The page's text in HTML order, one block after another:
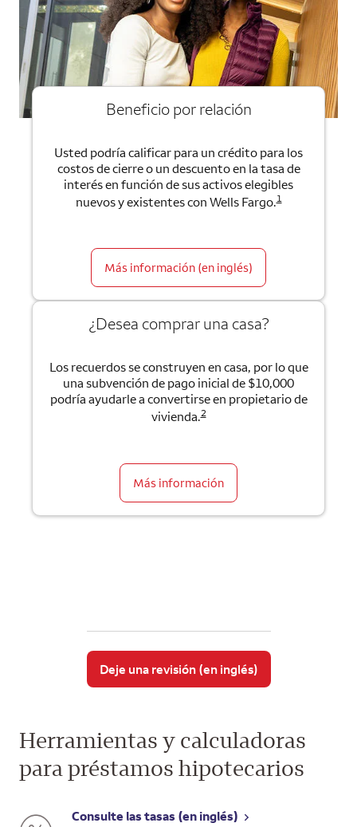
Beneficio por relación
Usted podría calificar para un crédito para los
costos de cierre o un descuento en la tasa de
interés en función de sus activos elegibles
nuevos y existentes con Wells Fargo.1
Más información (en inglés)
¿Desea comprar una casa?
Los recuerdos se construyen en casa, por lo que
una subvención de pago inicial de $10,000
podría ayudarle a convertirse en propietario de
vivienda.2
Más información
Deje una revisión (en inglés)
Herramientas y calculadoras
para préstamos hipotecarios
Consulte las tasas (en inglés)